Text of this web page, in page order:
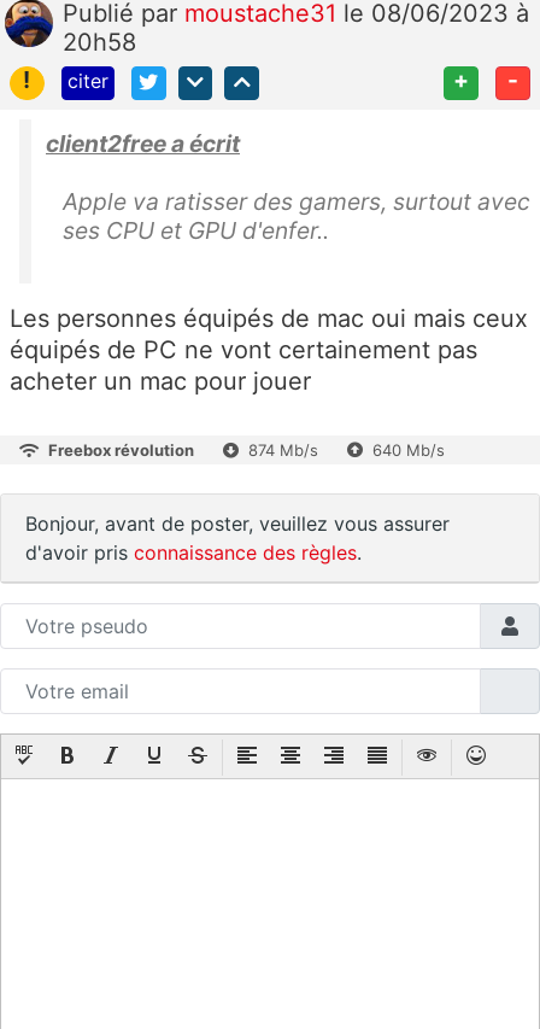
Publié par moustache31 le 08/06/2023 à
20h58
!
citer + -
client2free a écrit
Apple va ratisser des gamers, surtout avec
ses CPU et GPU d'enfer..
Les personnes équipés de mac oui mais ceux
équipés de PC ne vont certainement pas
acheter un mac pour jouer
Freebox révolution 874 Mb/s 640 Mb/s
Bonjour, avant de poster, veuillez vous assurer
d'avoir pris connaissance des règles.